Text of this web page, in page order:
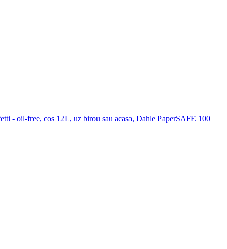
- oil-free, cos 12L, uz birou sau acasa, Dahle PaperSAFE 100